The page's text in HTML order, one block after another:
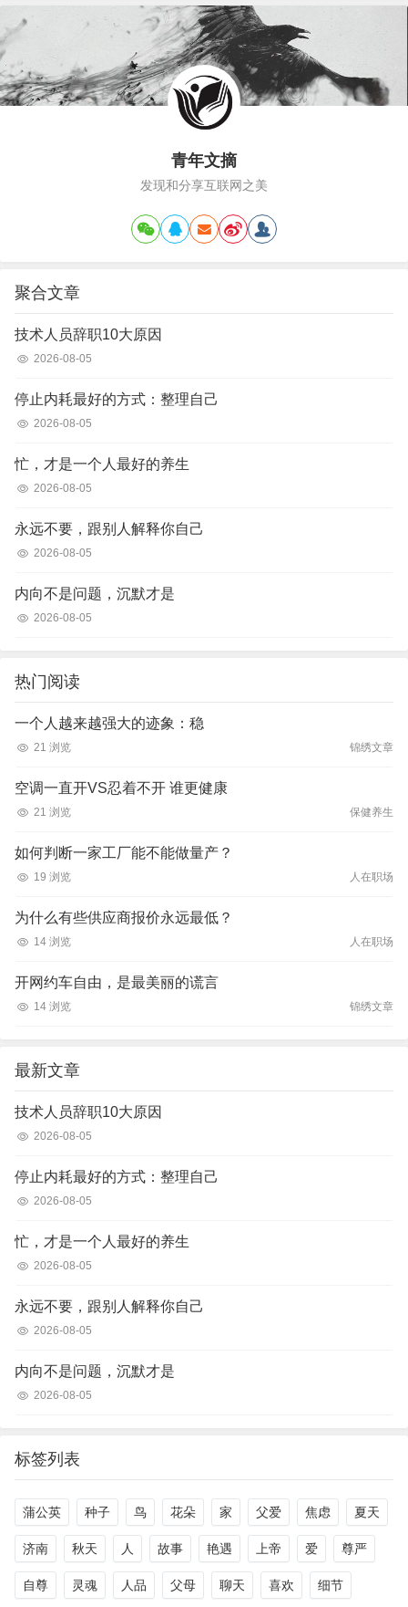
青年文摘
发现和分享互联网之美
聚合文章
技术人员辞职10大原因
2026-08-05
停止内耗最好的方式：整理自己
2026-08-05
忙，才是一个人最好的养生
2026-08-05
永远不要，跟别人解释你自己
2026-08-05
内向不是问题，沉默才是
2026-08-05
热门阅读
一个人越来越强大的迹象：稳
21 浏览 锦绣文章
空调一直开VS忍着不开 谁更健康
21 浏览 保健养生
如何判断一家工厂能不能做量产？
19 浏览 人在职场
为什么有些供应商报价永远最低？
14 浏览 人在职场
开网约车自由，是最美丽的谎言
14 浏览 锦绣文章
最新文章
技术人员辞职10大原因
2026-08-05
停止内耗最好的方式：整理自己
2026-08-05
忙，才是一个人最好的养生
2026-08-05
永远不要，跟别人解释你自己
2026-08-05
内向不是问题，沉默才是
2026-08-05
标签列表
蒲公英 种子 鸟 花朵 家 父爱 焦虑 夏天
济南 秋天 人 故事 艳遇 上帝 爱 尊严
自尊 灵魂 人品 父母 聊天 喜欢 细节